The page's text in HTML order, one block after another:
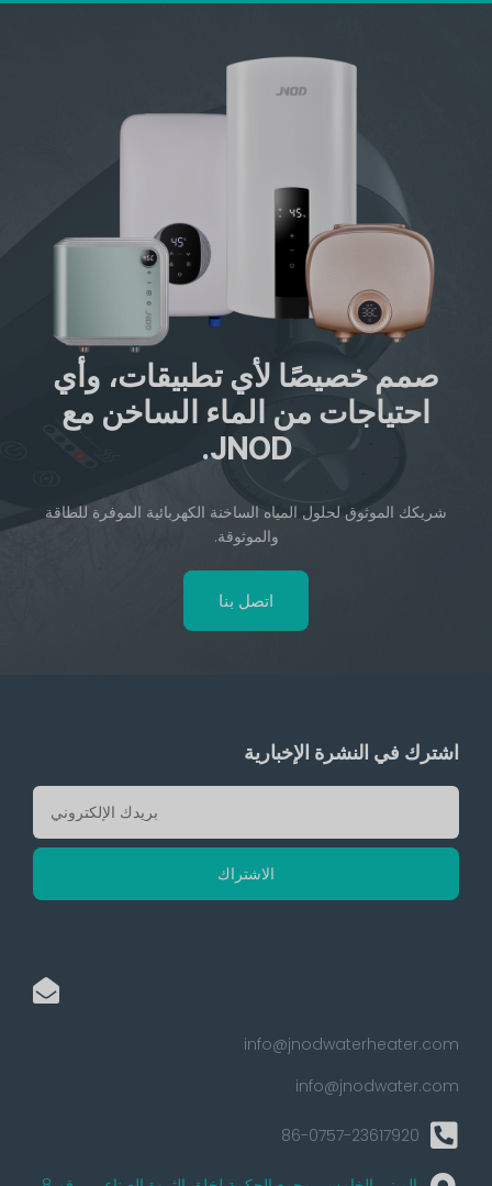
صمم خصيصًا لأي تطبيقات، وأي
احتياجات من الماء الساخن مع
JNOD.
شريكك الموثوق لحلول المياه الساخنة الكهربائية الموفرة للطاقة
والموثوقة.
اتصل بنا
اشترك في النشرة الإخبارية
info@jnodwaterheater.com
info@jnodwater.com
86-0757-23617920